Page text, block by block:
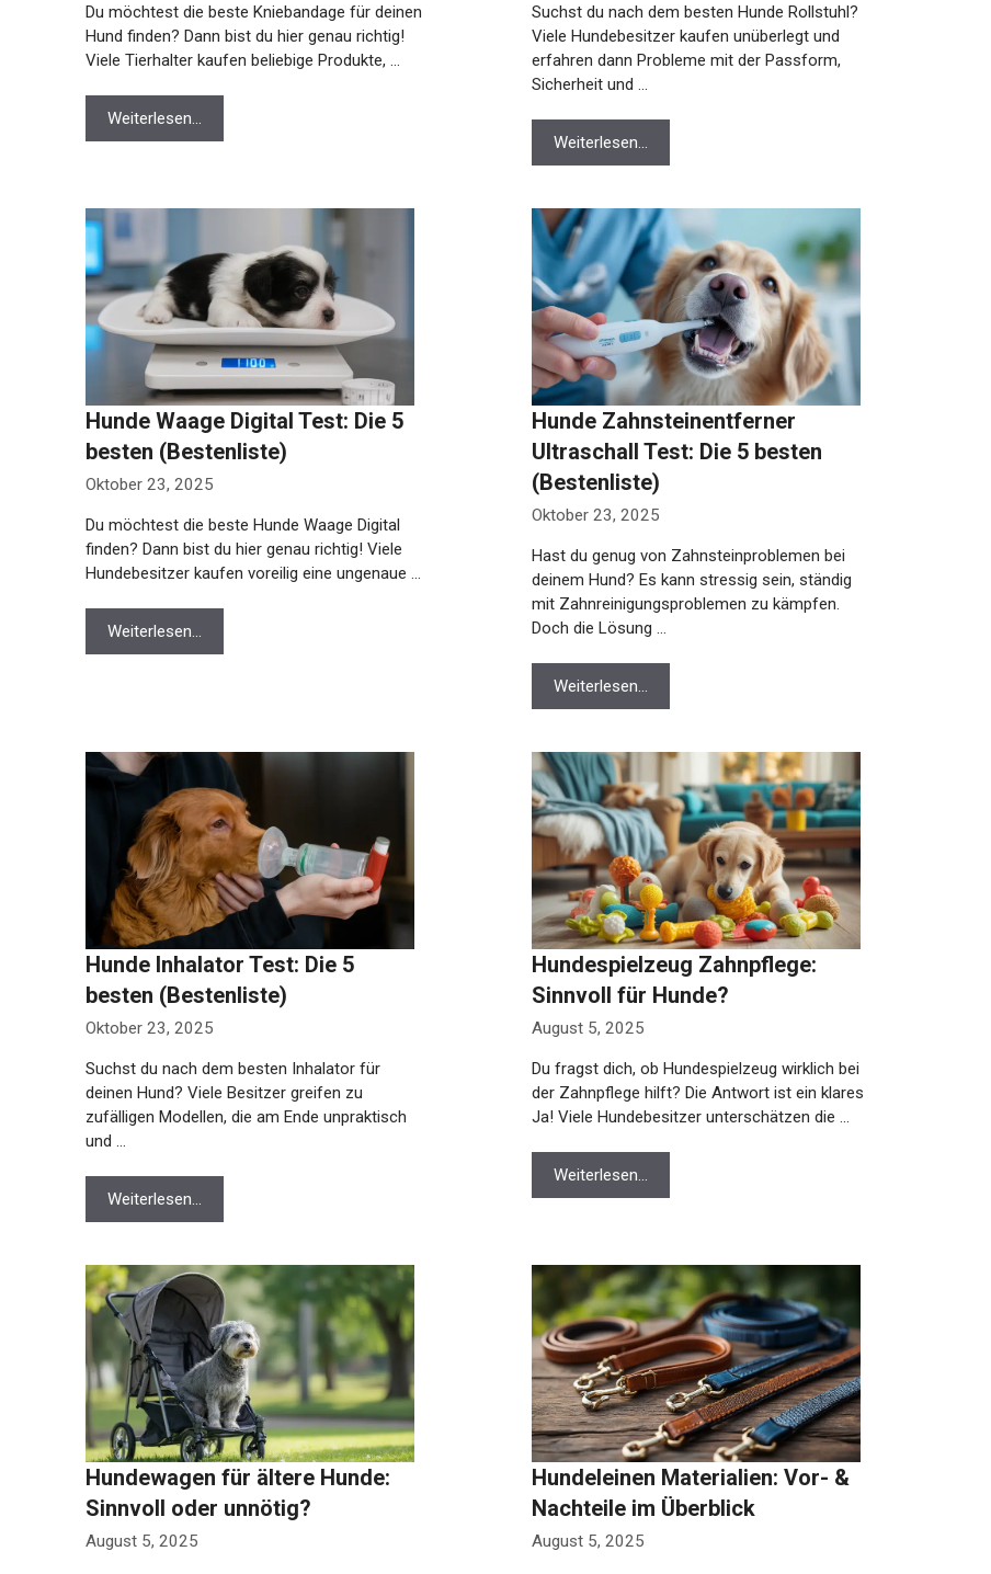
Du möchtest die beste Kniebandage für deinen
Hund finden? Dann bist du hier genau richtig!
Viele Tierhalter kaufen beliebige Produkte, …
Weiterlesen…
Suchst du nach dem besten Hunde Rollstuhl?
Viele Hundebesitzer kaufen unüberlegt und
erfahren dann Probleme mit der Passform,
Sicherheit und …
Weiterlesen…
Oktober 23, 2025
Hunde Waage Digital Test: Die 5
besten (Bestenliste)
Du möchtest die beste Hunde Waage Digital
finden? Dann bist du hier genau richtig! Viele
Hundebesitzer kaufen voreilig eine ungenaue …
Weiterlesen…
Oktober 23, 2025
Hunde Zahnsteinentferner
Ultraschall Test: Die 5 besten
(Bestenliste)
Hast du genug von Zahnsteinproblemen bei
deinem Hund? Es kann stressig sein, ständig
mit Zahnreinigungsproblemen zu kämpfen.
Doch die Lösung …
Weiterlesen…
Oktober 23, 2025
Hunde Inhalator Test: Die 5
besten (Bestenliste)
Suchst du nach dem besten Inhalator für
deinen Hund? Viele Besitzer greifen zu
zufälligen Modellen, die am Ende unpraktisch
und …
Weiterlesen…
August 5, 2025
Hundespielzeug Zahnpflege:
Sinnvoll für Hunde?
Du fragst dich, ob Hundespielzeug wirklich bei
der Zahnpflege hilft? Die Antwort ist ein klares
Ja! Viele Hundebesitzer unterschätzen die …
Weiterlesen…
August 5, 2025
Hundewagen für ältere Hunde:
Sinnvoll oder unnötig?
August 5, 2025
Hundeleinen Materialien: Vor- &
Nachteile im Überblick